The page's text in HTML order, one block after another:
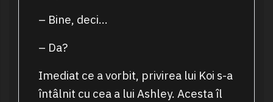
– Bine, deci…
– Da?
Imediat ce a vorbit, privirea lui Koi s-a
întâlnit cu cea a lui Ashley. Acesta îl